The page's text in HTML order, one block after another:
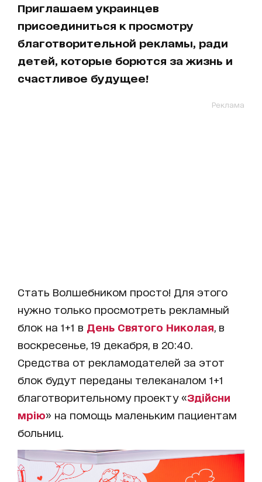
Приглашаем украинцев
присоединиться к просмотру
благотворительной рекламы, ради
детей, которые борются за жизнь и
счастливое будущее!
Реклама
Стать Волшебником просто! Для этого
нужно только просмотреть рекламный
блок на 1+1 в День Святого Николая , в
воскресенье, 19 декабря, в 20:40.
Средства от рекламодателей за этот
блок будут переданы телеканалом 1+1
благотворительному проекту «Здійсни
мрію» на помощь маленьким пациентам
больниц.